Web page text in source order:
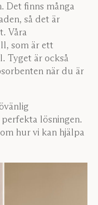
Det finns många
så det är
Våra
som är ett
Tyget är också
när du är
lösningen.
hur vi kan hjälpa